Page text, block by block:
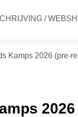
/
Kamps 2026 (pre-